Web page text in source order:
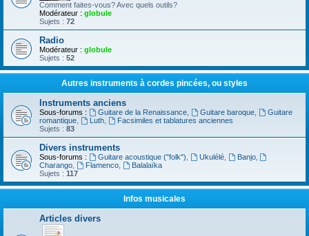
Comment faites-vous? Avec quels outils?
Modérateur : globule
Sujets : 72
Radio
Modérateur : globule
Sujets : 52
Autres instruments à cordes pincées, ou styles
Instruments anciens
Sous-forums : Guitare de la Renaissance, Guitare baroque,
Guitare
romantique
Luth,
Facsimiles et tablatures anciennes
Sujets : 83
Divers instruments
Sous-forums : Guitare acoustique ("folk") Ukulélé, Banjo,
Charango
Flamenco,
Balalaïka
Sujets : 117
Infos musicales
Articles divers